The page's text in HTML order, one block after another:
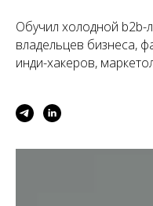
Обучил холодной b2b-
владельцев бизнеса,
инди-хакеров,